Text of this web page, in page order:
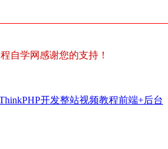
自学网感谢您的支持！
开发整站视频教程前端+后台